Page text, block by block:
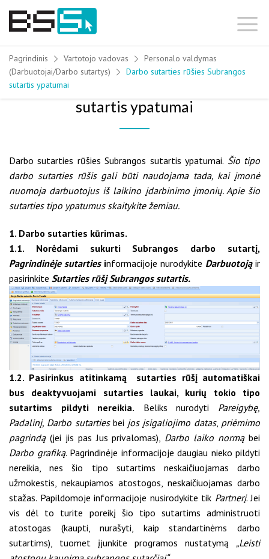
Skip
Pagrindinis Vartotojo vadovas
Personalo valdymas
(Darbuotojai/Darbo sutartys)
Darbo sutarties rūšies Subrangos
sutartis ypatumai
Darbo sutarties rūšies Subrangos
sutartis ypatumai
Darbo sutarties rūšies Subrangos sutartis ypatumai. Šio tipo
darbo sutarties rūšis gali būti naudojama tada, kai įmonė
nuomoja darbuotojus iš laikino įdarbinimo įmonių. Apie šio
sutarties tipo ypatumus skaitykite žemiau.
1. Darbo sutarties kūrimas.
1.1. Norėdami sukurti Subrangos darbo sutartį,
Pagrindinėje sutartiesinformacijoje nurodykite Darbuotojąir
pasirinkite Sutarties rūšį Subrangos sutartis.
1.2. Pasirinkus atitinkamą sutarties rūšį automatiškai
bus deaktyvuojami sutarties laukai, kurių tokio tipo
sutartims pildyti nereikia. Beliks nurodyti Pareigybę,
Padalinį, Darbo sutartiesbei jos įsigaliojimo datas, priėmimo
pagrindą(jei jis pas Jus privalomas), Darbo laiko normąbei
Darbo grafiką. Pagrindinėje informacijoje daugiau nieko pildyti
nereikia, nes šio tipo sutartims neskaičiuojamas darbo
užmokestis, nekaupiamos atostogos, neskaičiuojamas darbo
stažas. Papildomoje informacijoje nusirodykite tik Partnerį. Jei
vis dėl to turite poreikį šio tipo sutartims administruoti
atostogas (kaupti, nurašyti, kaip standartinėms darbo
sutartims), tuomet įjunkite programos nustatymą „Leisti